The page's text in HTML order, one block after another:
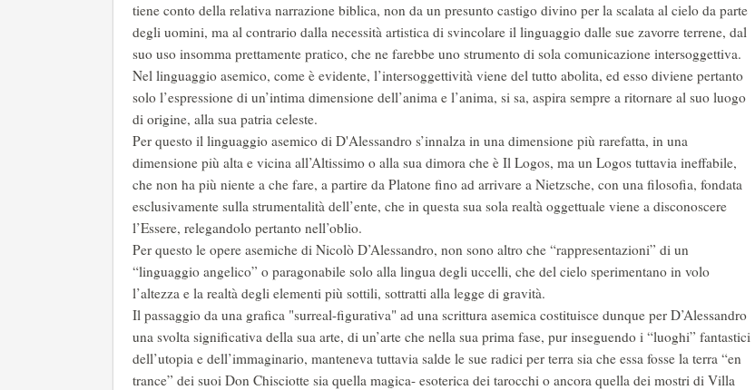
tiene conto della relativa narrazione biblica, non da un presunto castigo divino per la scalata al cielo da parte
degli uomini, ma al contrario dalla necessità artistica di svincolare il linguaggio dalle sue zavorre terrene, dal
suo uso insomma prettamente pratico, che ne farebbe uno strumento di sola comunicazione intersoggettiva.
Nel linguaggio asemico, come è evidente, l’intersoggettività viene del tutto abolita, ed esso diviene pertanto
solo l’espressione di un’intima dimensione dell’anima e l’anima, si sa, aspira sempre a ritornare al suo luogo
di origine, alla sua patria celeste.
Per questo il linguaggio asemico di D'Alessandro s’innalza in una dimensione più rarefatta, in una
dimensione più alta e vicina all’Altissimo o alla sua dimora che è Il Logos, ma un Logos tuttavia ineffabile,
che non ha più niente a che fare, a partire da Platone fino ad arrivare a Nietzsche, con una filosofia, fondata
esclusivamente sulla strumentalità dell’ente, che in questa sua sola realtà oggettuale viene a disconoscere
l’Essere, relegandolo pertanto nell’oblio.
Per questo le opere asemiche di Nicolò D’Alessandro, non sono altro che “rappresentazioni” di un
“linguaggio angelico” o paragonabile solo alla lingua degli uccelli, che del cielo sperimentano in volo
l’altezza e la realtà degli elementi più sottili, sottratti alla legge di gravità.
Il passaggio da una grafica "surreal-figurativa" ad una scrittura asemica costituisce dunque per D’Alessandro
una svolta significativa della sua arte, di un’arte che nella sua prima fase, pur inseguendo i “luoghi” fantastici
dell’utopia e dell’immaginario, manteneva tuttavia salde le sue radici per terra sia che essa fosse la terra “en
trance” dei suoi Don Chisciotte sia quella magica- esoterica dei tarocchi o ancora quella dei mostri di Villa